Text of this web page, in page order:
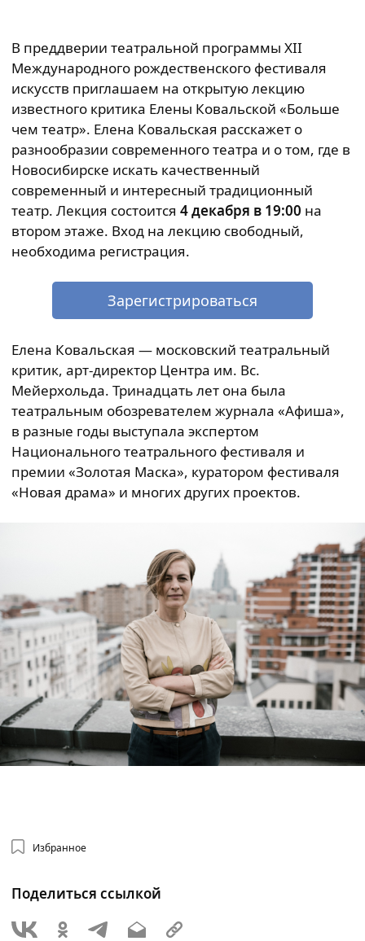
В преддверии театральной программы XII
Международного рождественского фестиваля
искусств приглашаем на открытую лекцию
известного критика Елены Ковальской «Больше
чем театр». Елена Ковальская расскажет о
разнообразии современного театра и о том, где в
Новосибирске искать качественный
современный и интересный традиционный
театр. Лекция состоится 4 декабря в 19:00 на
втором этаже. Вход на лекцию свободный,
необходима регистрация.
Зарегистрироваться
Елена Ковальская — московский театральный
критик, арт-директор Центра им. Вс.
Мейерхольда. Тринадцать лет она была
театральным обозревателем журнала «Афиша»,
в разные годы выступала экспертом
Национального театрального фестиваля и
премии «Золотая Маска», куратором фестиваля
«Новая драма» и многих других проектов.
Избранное
Поделиться ссылкой